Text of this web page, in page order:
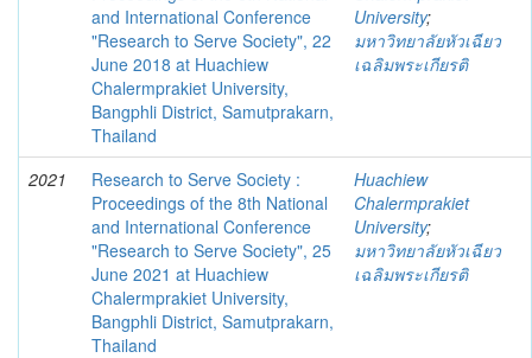
and International Conference
"Research to Serve Society", 22
June 2018 at Huachiew
Chalermprakiet University,
Bangphli District, Samutprakarn,
Thailand
University;
มหาวิทยาลัยหัวเฉียว
เฉลิมพระเกียรติ
2021
Research to Serve Society :
Proceedings of the 8th National
and International Conference
"Research to Serve Society", 25
June 2021 at Huachiew
Chalermprakiet University,
Bangphli District, Samutprakarn,
Thailand
Huachiew
Chalermprakiet
University;
มหาวิทยาลัยหัวเฉียว
เฉลิมพระเกียรติ